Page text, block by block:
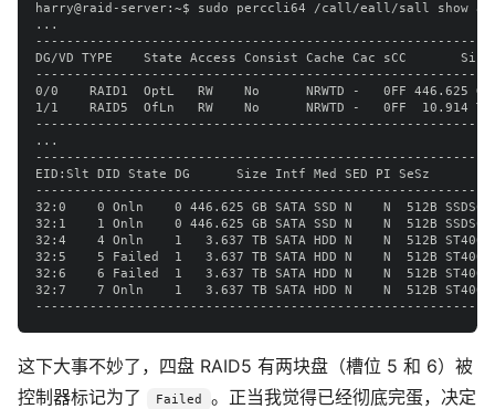
harry@raid-server:~$ sudo perccli64 /call/eall/sall show
...
DG/VD TYPE    State Access Consist Cache Cac sCC       Size
0/0    RAID1  OptL   RW    No      NRWTD -   0FF 446.625 GB
1/1    RAID5  OfLn   RW    No      NRWTD -   0FF  10.914 TB
...
EID:Slt DID State DG      Size Intf Med SED PI SeSz
32:0    0 Onln    0 446.625 GB SATA SSD N    N  512B
32:1    1 Onln    0 446.625 GB SATA SSD N    N  512B
32:4    4 Onln    1   3.637 TB SATA HDD N    N  512B
32:5    5 Failed  1   3.637 TB SATA HDD N    N  512B
32:6    6 Failed  1   3.637 TB SATA HDD N    N  512B
32:7    7 Onln    1   3.637 TB SATA HDD N    N  512B
这下大事不妙了，四盘 RAID5 有两块盘（槽位 5 和 6）被
控制器标记为了
Failed
。正当我觉得已经彻底完蛋，决定